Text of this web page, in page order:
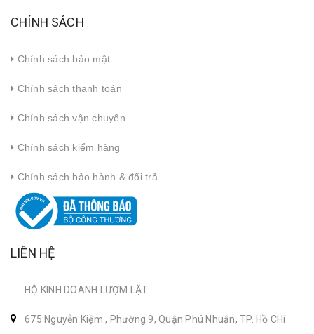
CHÍNH SÁCH
Chính sách bảo mật
Chính sách thanh toán
Chính sách vận chuyển
Chính sách kiểm hàng
Chính sách bảo hành & đổi trả
LIÊN HỆ
HỘ KINH DOANH LƯỢM LẶT
675 Nguyễn Kiệm , Phường 9, Quận Phú Nhuận, TP. Hồ CHí